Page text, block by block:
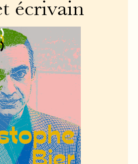
écrivain